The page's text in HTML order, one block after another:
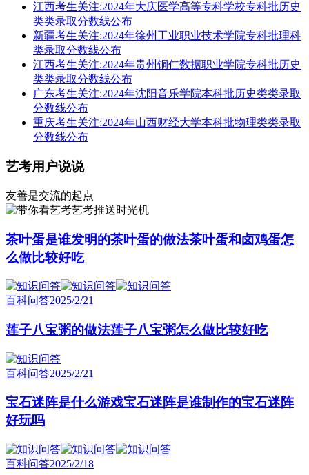
江西考生关注:2024年大庆医学高等专科学校专科批历史
类类录取分数线公布
新疆考生关注:2024年徐州工业职业技术学院专科批理科
类录取分数线公布
江西考生关注:2024年贵州铜仁数据职业学院专科批历史
类类录取分数线公布
广东考生关注:2024年沈阳音乐学院本科批历史类类录取
分数线公布
重庆考生关注:2024年山西财经大学本科批物理类类录取
分数线公布
艺考用户说说
友善是交流的起点
艺考推送时光机
茶叶蛋是谁发明的茶叶蛋的做法茶叶蛋和卤鸡蛋怎
么做比较好吃
百科问答2025/2/21
莲子八宝粥的做法莲子八宝粥怎么做比较好吃
百科问答2025/2/21
宝石迷阵是什么游戏宝石迷阵是谁制作的宝石迷阵
好玩吗
百科问答2025/2/18